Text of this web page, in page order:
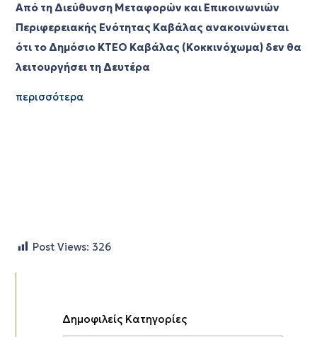
Από τη Διεύθυνση Μεταφορών και Επικοινωνιών
Περιφερειακής Ενότητας Καβάλας ανακοινώνεται
ότι το Δημόσιο ΚΤΕΟ Καβάλας (Κοκκινόχωμα) δεν θα
λειτουργήσει τη Δευτέρα
περισσότερα
Post Views: 326
Δημοφιλείς Κατηγορίες